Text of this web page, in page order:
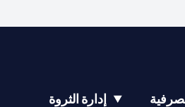
إدارة الثروة